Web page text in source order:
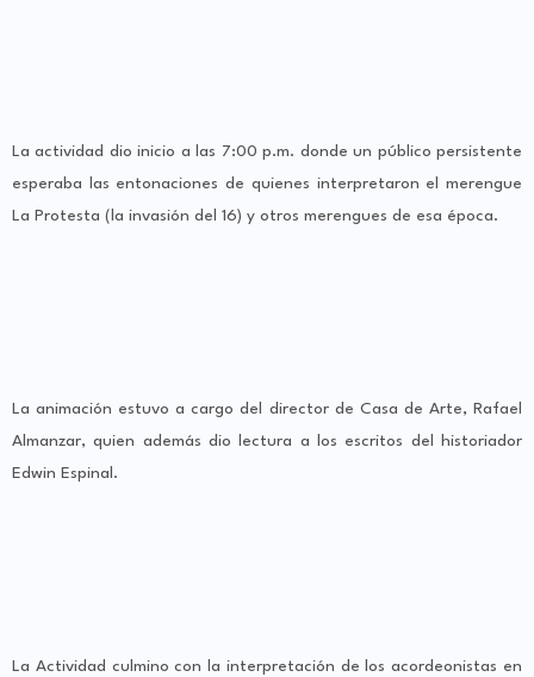
La actividad dio inicio a las 7:00 p.m. donde un público persistente
esperaba las entonaciones de quienes interpretaron el merengue
La Protesta (la invasión del 16) y otros merengues de esa época.
La animación estuvo a cargo del director de Casa de Arte, Rafael
Almanzar, quien además dio lectura a los escritos del historiador
Edwin Espinal.
La Actividad culmino con la interpretación de los acordeonistas en